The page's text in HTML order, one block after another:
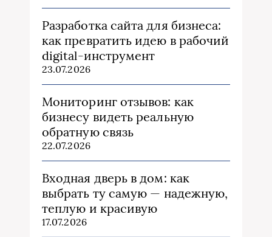
Разработка сайта для бизнеса:
как превратить идею в рабочий
digital-инструмент
23.07.2026
Мониторинг отзывов: как
бизнесу видеть реальную
обратную связь
22.07.2026
Входная дверь в дом: как
выбрать ту самую — надежную,
теплую и красивую
17.07.2026